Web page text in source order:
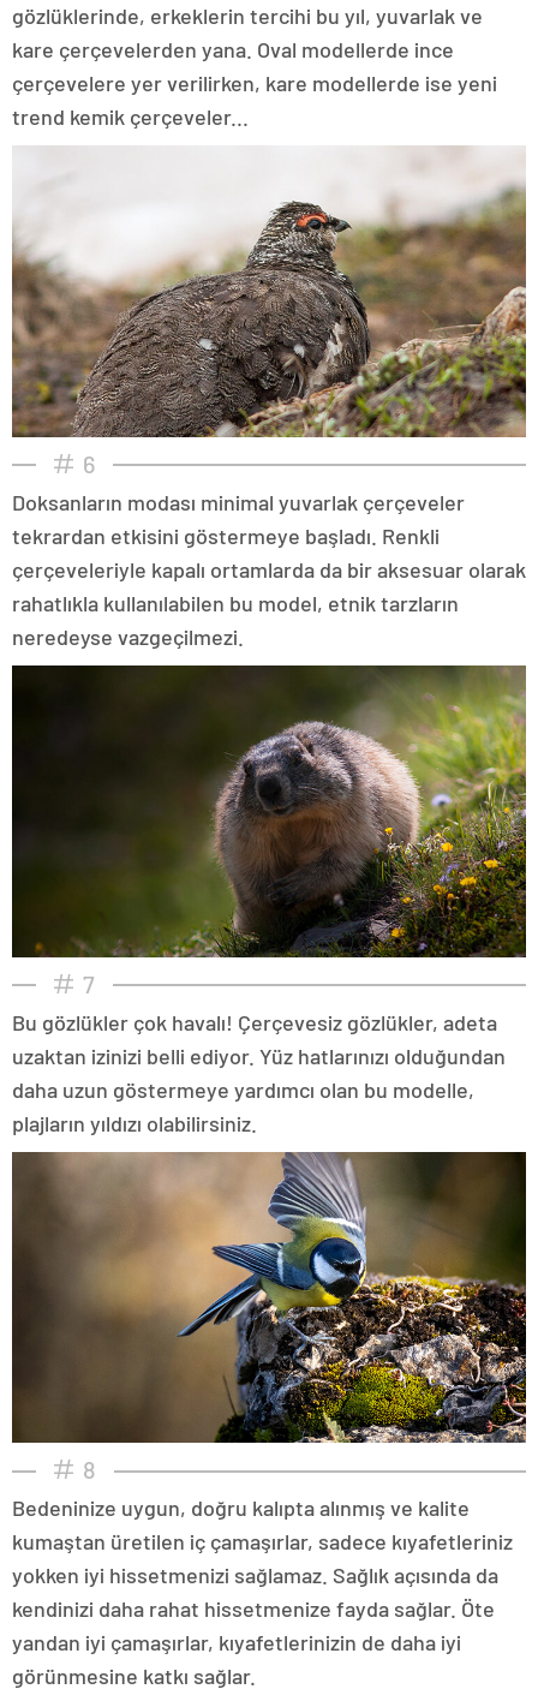
gözlüklerinde, erkeklerin tercihi bu yıl, yuvarlak ve
kare çerçevelerden yana. Oval modellerde ince
çerçevelere yer verilirken, kare modellerde ise yeni
trend kemik çerçeveler...
6
Doksanların modası minimal yuvarlak çerçeveler
tekrardan etkisini göstermeye başladı. Renkli
çerçeveleriyle kapalı ortamlarda da bir aksesuar olarak
rahatlıkla kullanılabilen bu model, etnik tarzların
neredeyse vazgeçilmezi.
7
Bu gözlükler çok havalı! Çerçevesiz gözlükler, adeta
uzaktan izinizi belli ediyor. Yüz hatlarınızı olduğundan
daha uzun göstermeye yardımcı olan bu modelle,
plajların yıldızı olabilirsiniz.
8
Bedeninize uygun, doğru kalıpta alınmış ve kalite
kumaştan üretilen iç çamaşırlar, sadece kıyafetleriniz
yokken iyi hissetmenizi sağlamaz. Sağlık açısında da
kendinizi daha rahat hissetmenize fayda sağlar. Öte
yandan iyi çamaşırlar, kıyafetlerinizin de daha iyi
görünmesine katkı sağlar.